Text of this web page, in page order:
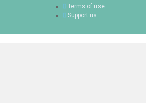
Terms of use
Support us